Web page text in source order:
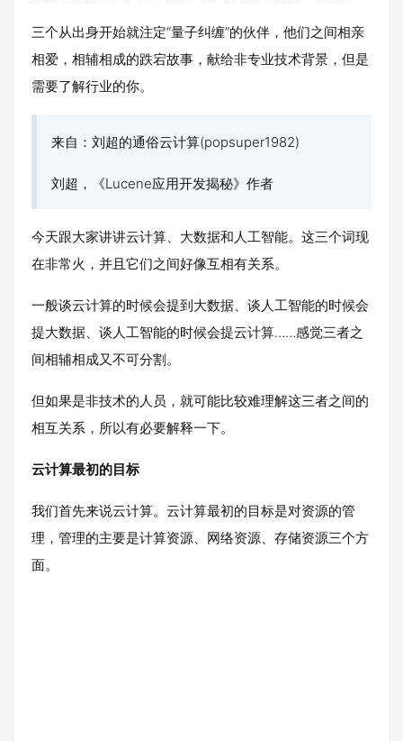
三个从出身开始就注定“量子纠缠”的伙伴，他们之间相亲
相爱，相辅相成的跌宕故事，献给非专业技术背景，但是
需要了解行业的你。
来自：刘超的通俗云计算(popsuper1982)
刘超，《Lucene应用开发揭秘》作者
今天跟大家讲讲云计算、大数据和人工智能。这三个词现
在非常火，并且它们之间好像互相有关系。
一般谈云计算的时候会提到大数据、谈人工智能的时候会
提大数据、谈人工智能的时候会提云计算……感觉三者之
间相辅相成又不可分割。
但如果是非技术的人员，就可能比较难理解这三者之间的
相互关系，所以有必要解释一下。
云计算最初的目标
我们首先来说云计算。云计算最初的目标是对资源的管
理，管理的主要是计算资源、网络资源、存储资源三个方
面。